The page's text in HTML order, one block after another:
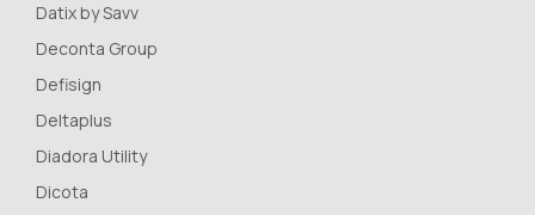
Datix by Savv
Deconta Group
Defisign
Deltaplus
Diadora Utility
Dicota